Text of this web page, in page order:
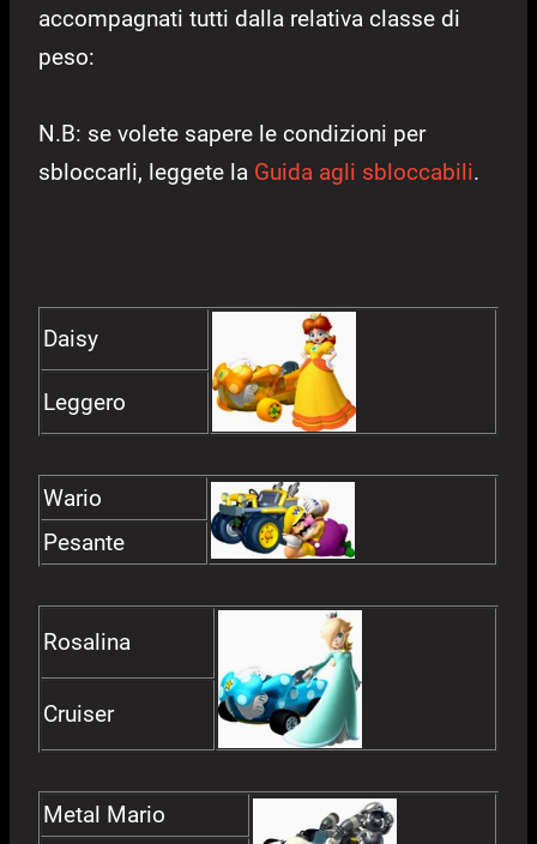
accompagnati tutti dalla relativa classe di
peso:
N.B: se volete sapere le condizioni per
sbloccarli, leggete la Guida agli sbloccabili.
Daisy
Leggero
Wario
Pesante
Rosalina
Cruiser
Metal Mario